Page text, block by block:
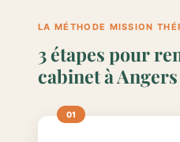
LA MÉTHODE MISSION
3 étapes pour
cabinet à Angers